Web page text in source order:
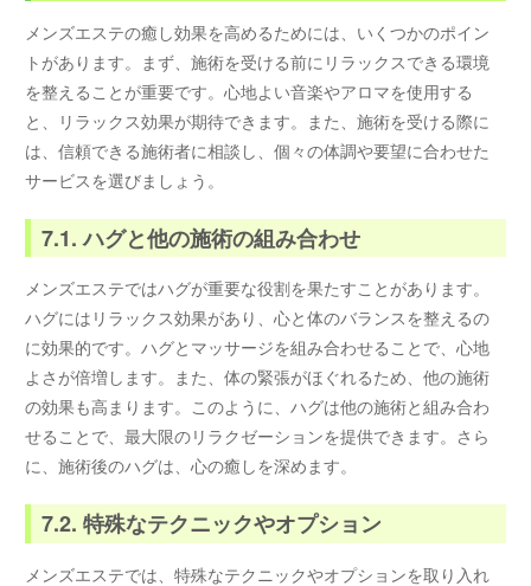
メンズエステの癒し効果を高めるためには、いくつかのポイン
トがあります。まず、施術を受ける前にリラックスできる環境
を整えることが重要です。心地よい音楽やアロマを使用する
と、リラックス効果が期待できます。また、施術を受ける際に
は、信頼できる施術者に相談し、個々の体調や要望に合わせた
サービスを選びましょう。
7.1. ハグと他の施術の組み合わせ
メンズエステではハグが重要な役割を果たすことがあります。
ハグにはリラックス効果があり、心と体のバランスを整えるの
に効果的です。ハグとマッサージを組み合わせることで、心地
よさが倍増します。また、体の緊張がほぐれるため、他の施術
の効果も高まります。このように、ハグは他の施術と組み合わ
せることで、最大限のリラクゼーションを提供できます。さら
に、施術後のハグは、心の癒しを深めます。
7.2. 特殊なテクニックやオプション
メンズエステでは、特殊なテクニックやオプションを取り入れ